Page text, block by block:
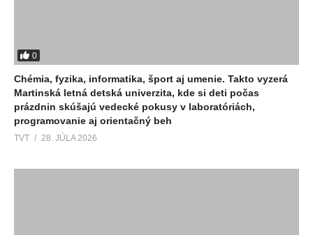
0
Chémia, fyzika, informatika, šport aj umenie. Takto vyzerá
Martinská letná detská univerzita, kde si deti počas
prázdnin skúšajú vedecké pokusy v laboratóriách,
programovanie aj orientačný beh
TVT 28. JÚLA 2026